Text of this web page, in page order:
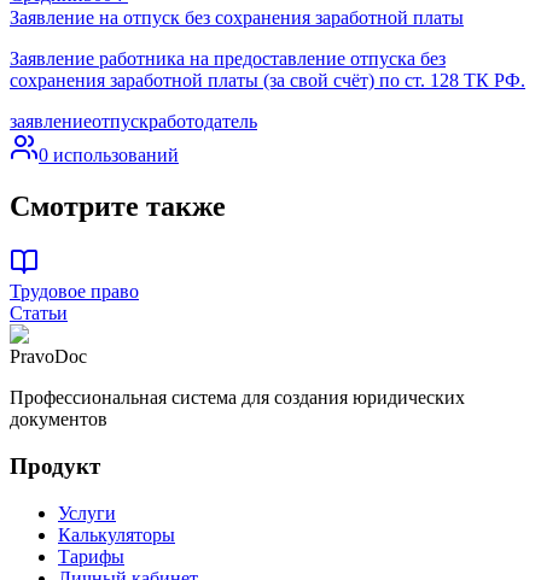
Заявление на отпуск без сохранения заработной платы
Заявление работника на предоставление отпуска без
сохранения заработной платы (за свой счёт) по ст. 128 ТК РФ.
заявлениеотпускработодатель
0 использований
Смотрите также
Трудовое право
Статьи
PravoDoc
Профессиональная система для создания юридических
документов
Продукт
Услуги
Калькуляторы
Тарифы